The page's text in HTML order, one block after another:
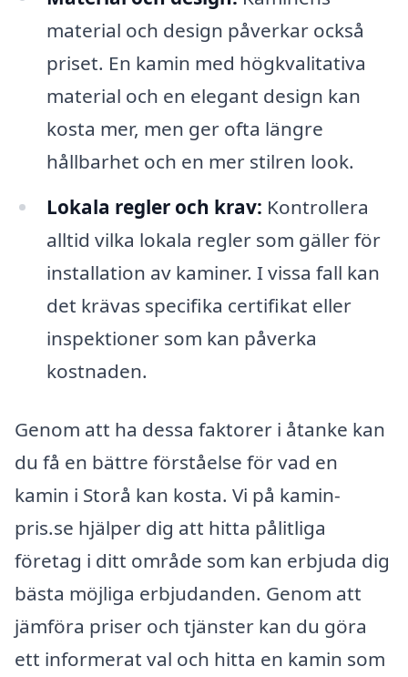
material och design påverkar också
priset. En kamin med högkvalitativa
material och en elegant design kan
kosta mer, men ger ofta längre
hållbarhet och en mer stilren look.
Lokala regler och krav: Kontrollera
alltid vilka lokala regler som gäller för
installation av kaminer. I vissa fall kan
det krävas specifika certifikat eller
inspektioner som kan påverka
kostnaden.
Genom att ha dessa faktorer i åtanke kan
du få en bättre förståelse för vad en
kamin i Storå kan kosta. Vi på kamin-
pris.se hjälper dig att hitta pålitliga
företag i ditt område som kan erbjuda dig
bästa möjliga erbjudanden. Genom att
jämföra priser och tjänster kan du göra
ett informerat val och hitta en kamin som